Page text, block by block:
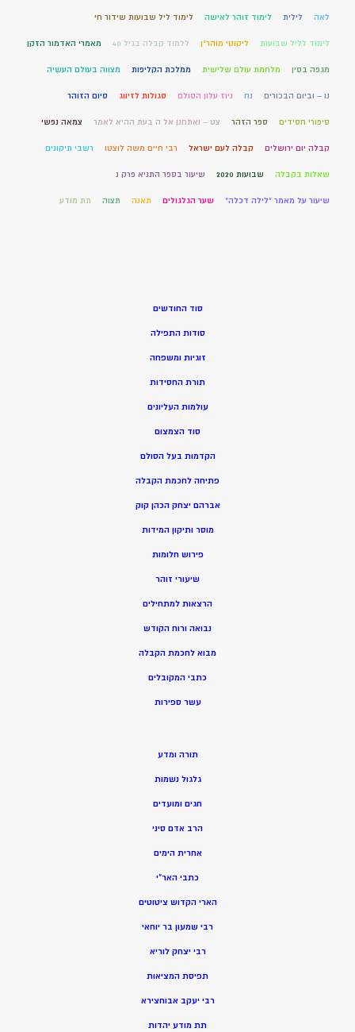
לאה לילית לימוד זוהר לאישה לימוד ליל שבועות שידור חי
לימוד לליל שבועות ליקוטי מוהר"ן ללמוד קבלה בגיל 40 מאמרי האדמור הזקן
מגפה בסין מלחמת עולם שלישית ממלכת הקליפות מצווה בעולם העשיה
נו – וביום הבכורים נח ניוז עלון הסולם סגולות לזיווג סיום הזוהר
סיפורי חסידים ספר הזהר צט – ואתחנן אל ה בעת ההיא לאמר צמאה נפשי
קבלה יום ירושלים קבלה לעם ישראל רבי חיים משה לוצטו רשבי תיקונים
שאלות בקבלה שבועות 2020 שיעור בספר התניא פרק נ
שיעור על מאמר "לילה דכלה" שער הגלגולים תאנה תצוה תת מודע
סוד החודשים
סודות התפילה
זוגיות ומשפחה
תורת החסידות
עולמות העליונים
סוד הצמצום
הקדמות בעל הסולם
פתיחה לחכמת הקבלה
אברהם יצחק הכהן קוק
מוסר ותיקון המידות
פירוש חלומות
שיעורי זוהר
הרצאות למתחילים
נבואה ורוח הקודש
מבוא לחכמת הקבלה
כתבי המקובלים
עשר ספירות
תורה ומדע
גלגול נשמות
חגים ומועדים
הרב אדם סיני
אחרית הימים
כתבי האר”י
הארי הקדוש ציטוטים
רבי שמעון בר יוחאי
רבי יצחק לוריא
תפיסת המציאות
רבי יעקב אבוחצירא
תת מודע יהדות